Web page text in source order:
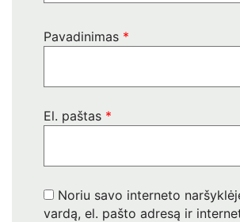
Pavadinimas *
El. paštas *
Noriu savo interneto
vardą, el. pašto adresą ir